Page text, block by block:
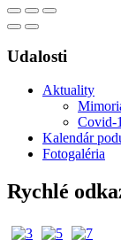
Udalosti
Aktuality
Covid-
Kalendár
Fotogaléria
Rychlé